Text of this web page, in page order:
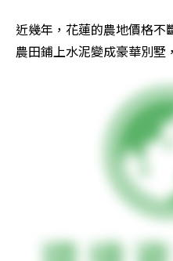
近幾年，花蓮的農地價格不
農田鋪上水泥變成豪華別墅